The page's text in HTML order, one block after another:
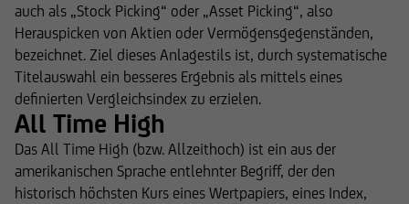
auch als „Stock Picking“ oder „Asset Picking“, also
Herauspicken von Aktien oder Vermögensgegenständen,
bezeichnet. Ziel dieses Anlagestils ist, durch systematische
Titelauswahl ein besseres Ergebnis als mittels eines
definierten Vergleichsindex zu erzielen.
All Time High
Das All Time High (bzw. Allzeithoch) ist ein aus der
amerikanischen Sprache entlehnter Begriff, der den
historisch höchsten Kurs eines Wertpapiers, eines Index,